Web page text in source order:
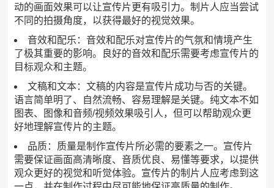
动的画面效果可以让宣传片更有吸引力。制片人应当尝试
不同的拍摄角度，以获得最好的视觉效果。
音效和配乐：音效和配乐对宣传片的气氛和情境产生
了极其重要的影响。良好的音效和配乐需要考虑宣传片的
目标观众和主题。
文稿和文本：文稿的内容是宣传片成功与否的关键。
语言简单明了、自然流畅、容易理解是关键。纯文本不如
图表、图像和音频/视频效果吸引人，但可以帮助观众更
好地理解宣传片的主题。
品质：质量是制作宣传片所必需的要素之一。宣传片
需要保证画面高清晰度、音质优良、易懂等要求，以提供
观众更好的视觉和听觉体验。宣传片的制片人应考虑到这